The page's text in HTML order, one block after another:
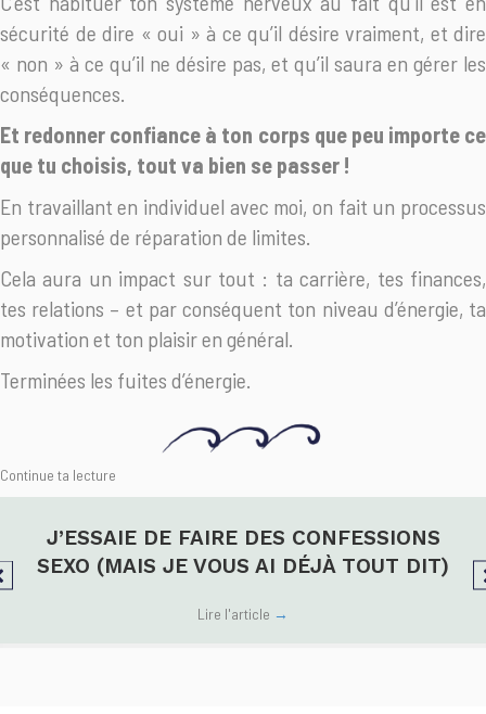
sécurité de dire « oui » à ce qu’il désire vraiment, et dire
« non » à ce qu’il ne désire pas, et qu’il saura en gérer les
conséquences.
Et redonner confiance à ton corps que peu importe ce
que tu choisis, tout va bien se passer !
En travaillant en individuel avec moi, on fait un processus
personnalisé de réparation de limites.
Cela aura un impact sur tout : ta carrière, tes finances,
tes relations – et par conséquent ton niveau d’énergie, ta
motivation et ton plaisir en général.
Terminées les fuites d’énergie.
Continue ta lecture
J’ESSAIE DE FAIRE DES CONFESSIONS
SEXO (MAIS JE VOUS AI DÉJÀ TOUT DIT)
Lire l'article →